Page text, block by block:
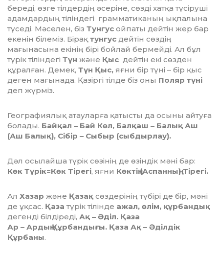
береді, өзге тілдердің әсеріне, сөзді хатқа түсіруші
адамдардың тіліндегі грамматиканың ықпалына
түседі. Мәселен, біз Тунгус ойпаты дейтін жер бар
екенін білеміз. Бірақтунгус дейтін сөздің
мағынасына екінің бірі бойлай бермейді. Ал бұл
түрік тіліндегі Түн және Қыс дейтін екі сөзден
құралған. Демек, Түн Қыс, яғни бір түні – бір қыс
деген мағынада. Қазіргі тілде біз оны Поляр түні
деп жүрміз.
Географиялық атауларға қатысты да осыны айтуға
болады. Байқал – Бай Көл, Балқаш – Балық Аш
(Аш Балық), Сібір – Сыбыр (сыбдырлау).
Дәл осылайша түрік сөзінің де өзіндік мәні бар:
Көк Түрік=Көк Тірегі, яғни Көктің (Аспанның) Тірегі.
Ал Хазар және Қазақ сөздерінің түбірі де бір, мәні
де ұқсас. Қаза түрік тілінде ажал, өлім, құрбандық
дегенді білдіреді, Ақ – Әділ. Қаза
Ар – Ардың Құрбандығы. Қаза Ақ – Әділдік
Құрбаны.